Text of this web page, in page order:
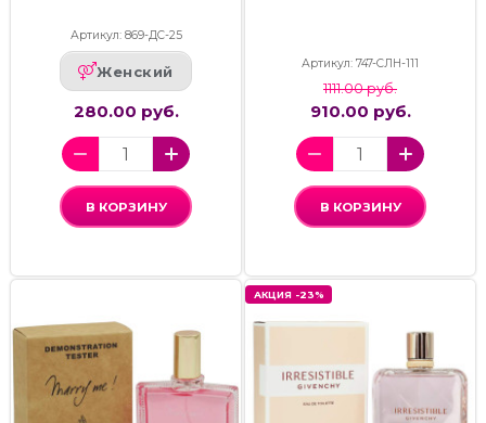
Артикул: 869-ДС-25
Женский
280.00 руб.
В КОРЗИНУ
Артикул: 747-СЛН-111
1111.00 руб.
910.00 руб.
В КОРЗИНУ
АКЦИЯ -23%